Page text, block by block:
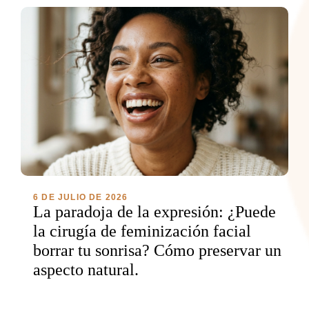
6 DE JULIO DE 2026
La paradoja de la expresión: ¿Puede
la cirugía de feminización facial
borrar tu sonrisa? Cómo preservar un
aspecto natural.